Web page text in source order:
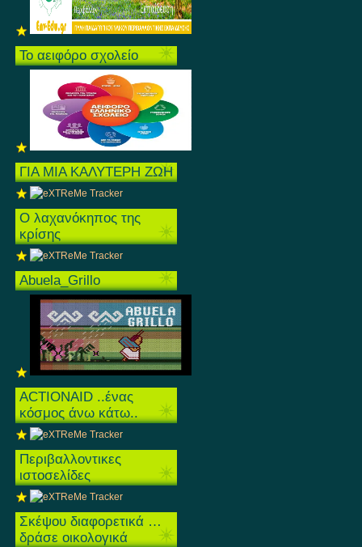
Το αειφόρο σχολείο
ΓΙΑ ΜΙΑ ΚΑΛΥΤΕΡΗ ΖΩΗ
O λαχανόκηπος της
κρίσης
Abuela_Grillo
ACTIONAID ..ένας
κόσμος άνω κάτω..
Περιβαλλοντικες
ιστοσελίδες
Σκέψου διαφορετικά …
δράσε οικολογικά